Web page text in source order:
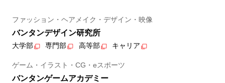
ファッション・ヘアメイク・デザイン・映像
バンタンデザイン研究所
大学部 専門部 高等部 キャリア
ゲーム・イラスト・CG・eスポーツ
バンタンゲームアカデミー